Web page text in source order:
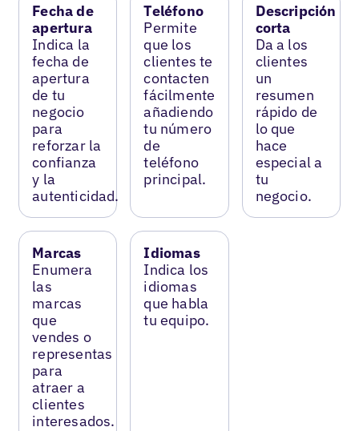
Fecha de
apertura
Indica la
fecha de
apertura
de tu
negocio
para
reforzar la
confianza
y la
autenticidad.
Teléfono
Permite
que los
clientes te
contacten
fácilmente
añadiendo
tu número
de
teléfono
principal.
Descripción
corta
Da a los
clientes
un
resumen
rápido de
lo que
hace
especial a
tu
negocio.
Marcas
Enumera
las
marcas
que
vendes o
representas
para
atraer a
clientes
interesados.
Idiomas
Indica los
idiomas
que habla
tu equipo.